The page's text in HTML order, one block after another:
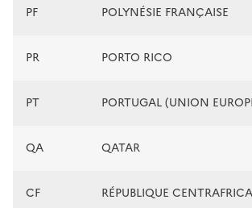
PF POLYNÉSIE FRANÇAISE
PR PORTO RICO
PT PORTUGAL (UNION
QA QATAR
CF RÉPUBLIQUE